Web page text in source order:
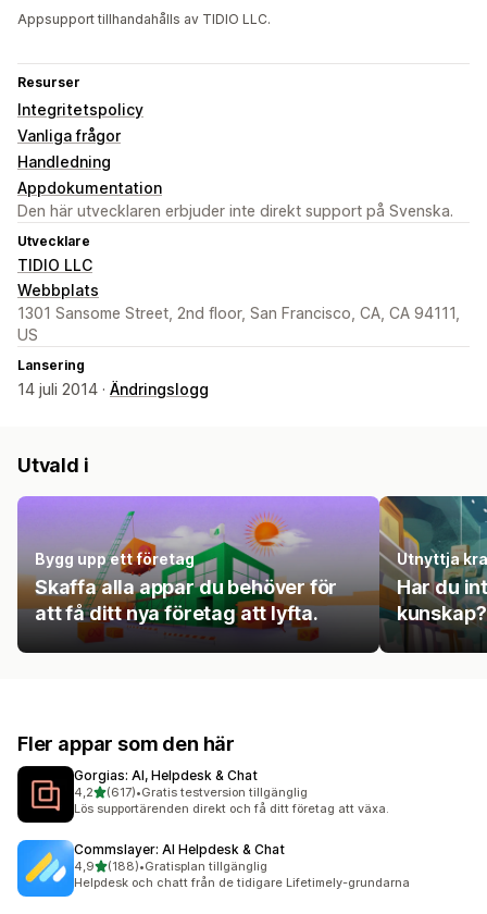
Appsupport tillhandahålls av TIDIO LLC.
Resurser
Integritetspolicy
Vanliga frågor
Handledning
Appdokumentation
Den här utvecklaren erbjuder inte direkt support på Svenska.
Utvecklare
TIDIO LLC
Webbplats
1301 Sansome Street, 2nd floor, San Francisco, CA, CA 94111,
US
Lansering
14 juli 2014 · Ändringslogg
Utvald i
Bygg upp ett företag
Skaffa alla appar du behöver för
att få ditt nya företag att lyfta.
Utnyttja
Har du
Fler appar som den här
Gorgias: AI, Helpdesk & Chat
4,2av 5 stjärnor
(617)
617 recensioner totalt
•Gratis testversion tillgänglig
Lös supportärenden direkt och få ditt företag att växa.
Commslayer: AI Helpdesk & Chat
4,9av 5 stjärnor
(188)
188 recensioner totalt
•Gratisplan tillgänglig
Helpdesk och chatt från de tidigare Lifetimely-grundarna